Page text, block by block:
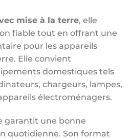
mise à la terre, elle
fiable tout en offrant une
pour les appareils
Elle convient
domestiques tels
chargeurs, lampes,
électroménagers.
garantit une bonne
quotidienne. Son format